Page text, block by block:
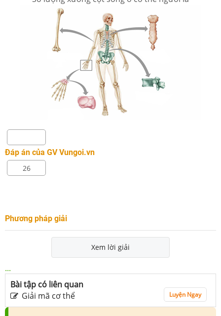
Đáp án của GV Vungoi.vn
Phương pháp giải
Xem lời giải
...
Bài tập có liên quan
Giải mã cơ thể
Luyện Ngay